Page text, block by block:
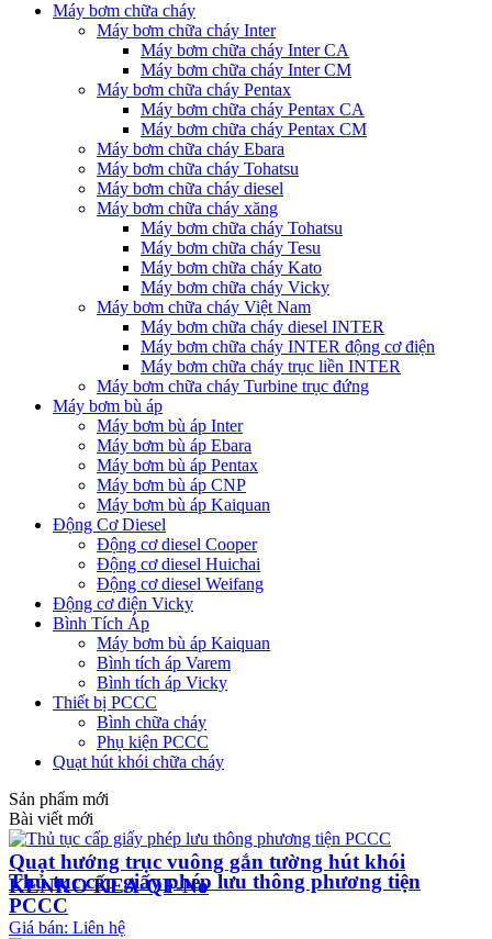
Máy bơm chữa cháy
Máy bơm chữa cháy Inter
Máy bơm chữa cháy Inter CA
Máy bơm chữa cháy Inter CM
Máy bơm chữa cháy Pentax
Máy bơm chữa cháy Pentax CA
Máy bơm chữa cháy Pentax CM
Máy bơm chữa cháy Ebara
Máy bơm chữa cháy Tohatsu
Máy bơm chữa cháy diesel
Máy bơm chữa cháy xăng
Máy bơm chữa cháy Tohatsu
Máy bơm chữa cháy Tesu
Máy bơm chữa cháy Kato
Máy bơm chữa cháy Vicky
Máy bơm chữa cháy Việt Nam
Máy bơm chữa cháy diesel INTER
Máy bơm chữa cháy INTER động cơ điện
Máy bơm chữa cháy trục liền INTER
Máy bơm chữa cháy Turbine trục đứng
Máy bơm bù áp
Máy bơm bù áp Inter
Máy bơm bù áp Ebara
Máy bơm bù áp Pentax
Máy bơm bù áp CNP
Máy bơm bù áp Kaiquan
Động Cơ Diesel
Động cơ diesel Cooper
Động cơ diesel Huichai
Động cơ diesel Weifang
Động cơ điện Vicky
Bình Tích Áp
Máy bơm bù áp Kaiquan
Bình tích áp Varem
Bình tích áp Vicky
Thiết bị PCCC
Bình chữa cháy
Phụ kiện PCCC
Quạt hút khói chữa cháy
Sản phẩm mới
Quạt hướng trục vuông gắn tường hút khói
KENKO KEA-QF-No
Giá bán: Liên hệ
Bài viết mới
Thủ tục cấp giấy phép lưu thông phương tiện
PCCC